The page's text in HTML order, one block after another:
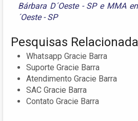
Bárbara D´Oeste - SPe MMA
´Oeste - SP
Pesquisas
Whatsapp Gracie Barra
Suporte Gracie Barra
Atendimento Gracie Barra
SAC Gracie Barra
Contato Gracie Barra